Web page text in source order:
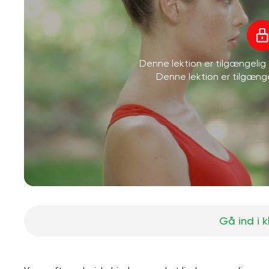
Denne lektion er tilgængelig
Denne lektion er
Gå ind i